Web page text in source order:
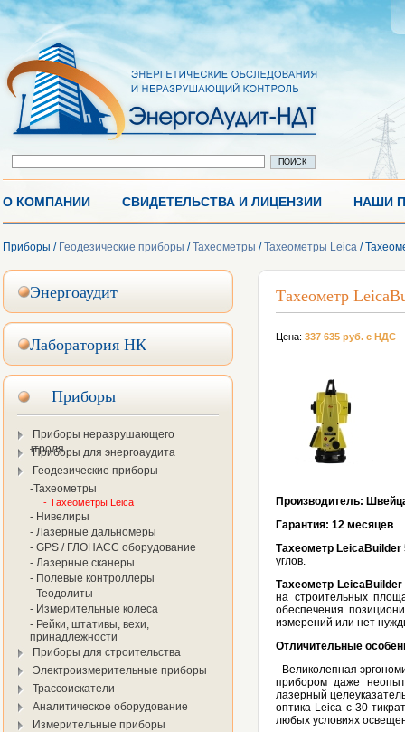
О КОМПАНИИ СВИДЕТЕЛЬСТВА И ЛИЦЕНЗИИ НАШИ
Приборы / Геодезические приборы /Тахеометры /Тахеометры Leica /
Энергоаудит
Лаборатория НК
Приборы
Приборы неразрушающего
контроля
Приборы для энергоаудита
Геодезические приборы
-Тахеометры
- Тахеометры Leica
- Нивелиры
- Лазерные дальномеры
- GPS / ГЛОНАСС оборудование
- Лазерные сканеры
- Полевые контроллеры
- Теодолиты
- Измерительные колеса
- Рейки, штативы, вехи,
принадлежности
Приборы для строительства
Электроизмерительные приборы
Трассоискатели
Аналитическое оборудование
Измерительные приборы
Тахеометр
Цена: 337 635 руб. с НДС
Производитель:
Гарантия: 12 месяцев
Тахеометр LeicaBuilder
углов.
Тахеометр LeicaBuilder
на строительных
обеспечения
измерений или нет
Отличительные
- Великолепная
прибором даже
лазерный
оптика Leica с 30-
любых условиях